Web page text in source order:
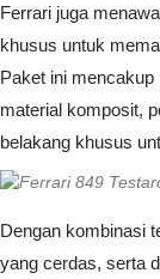
Ferrari juga
khusus untuk
Paket ini mencakup
material komposit,
belakang khusus
Dengan kombinasi
yang cerdas, serta